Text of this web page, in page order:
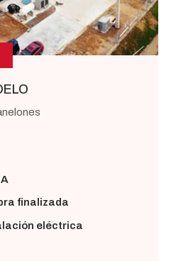
finalizada
eléctrica